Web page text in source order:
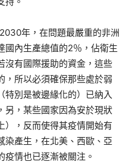
年，在問題最嚴重的非洲
國內生產總值的2％，佔衛生
沒有國際援助的資金，這些
，所以必須確保那些處於弱
特別是被邊緣化的）已納入
另，某些國家因為安於現狀
），反而使得其疫情開始有
染產生，在北美、西歐、亞
情也已逐漸被關注。